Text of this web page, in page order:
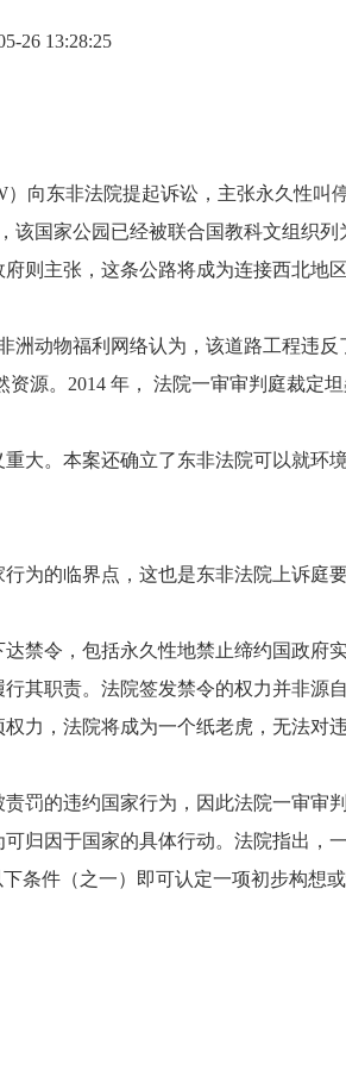
26 13:28:25
东非法院提起诉讼，主张永久性叫
该国家公园已经被联合国教科文组织列
则主张，这条公路将成为连接西北地
动物福利网络认为，该道路工程违反
源。2014 年， 法院一审审判庭裁定
。本案还确立了东非法院可以就环
的临界点，这也是东非法院上诉庭
禁令，包括永久性地禁止缔约国政府
其职责。法院签发禁令的权力并非源
力，法院将成为一个纸老虎，无法对
的违约国家行为，因此法院一审审
归因于国家的具体行动。法院指出，
条件（之一）即可认定一项初步构想